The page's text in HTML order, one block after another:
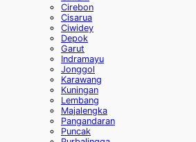
Cirebon
Cisarua
Ciwidey
Depok
Garut
Indramayu
Jonggol
Karawang
Kuningan
Lembang
Majalengka
Pangandaran
Puncak